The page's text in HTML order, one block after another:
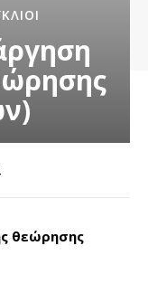
θεώρησης